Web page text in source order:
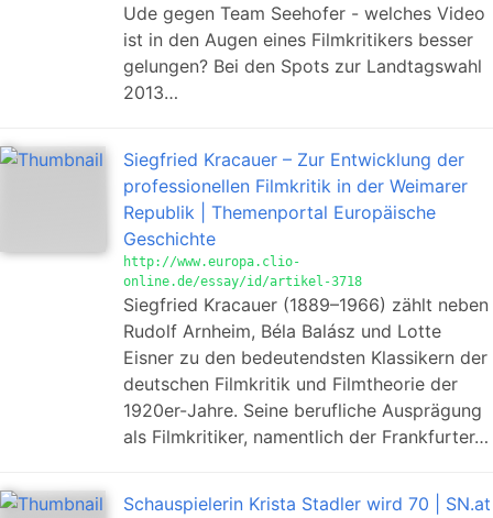
Ude gegen Team Seehofer - welches Video
ist in den Augen eines Filmkritikers besser
gelungen? Bei den Spots zur Landtagswahl
2013…
Siegfried Kracauer – Zur Entwicklung der
professionellen Filmkritik in der Weimarer
Republik | Themenportal Europäische
Geschichte
http://www.europa.clio-
online.de/essay/id/artikel-3718
Siegfried Kracauer (1889–1966) zählt neben
Rudolf Arnheim, Béla Balász und Lotte
Eisner zu den bedeutendsten Klassikern der
deutschen Filmkritik und Filmtheorie der
1920er-Jahre. Seine berufliche Ausprägung
als Filmkritiker, namentlich der Frankfurter…
Schauspielerin Krista Stadler wird 70 | SN.at